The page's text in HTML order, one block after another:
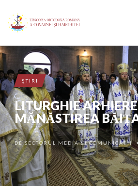
ŞTIRI
LITURGHIE
MĂNĂSTIREA
DESECTORUL MEDIA ȘI COMUNICAȚII